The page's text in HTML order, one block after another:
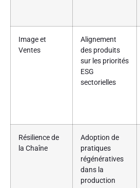
Image et
Ventes
Alignement
des produits
sur les priorités
ESG
sectorielles
Résilience de
la Chaîne
Adoption de
pratiques
régénératives
dans la
production